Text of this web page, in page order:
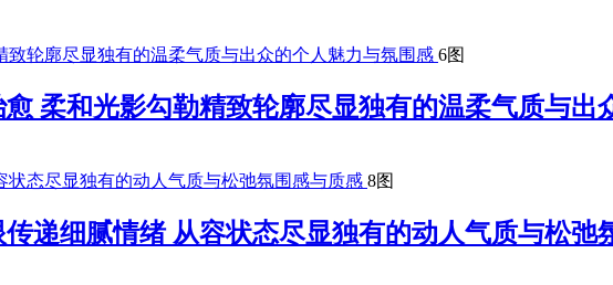
6图
柔和光影勾勒精致轮廓尽显独有的温柔气质与出
8图
递细腻情绪 从容状态尽显独有的动人气质与松弛